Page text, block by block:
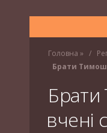
Головна »
Брати
вчені